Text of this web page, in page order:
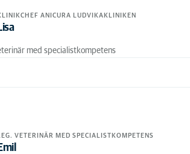
ANICURA LUDVIKAKLINIKEN
med specialistkompetens
LEG. VETERINÄR MED SPECIALISTKOMPETENS